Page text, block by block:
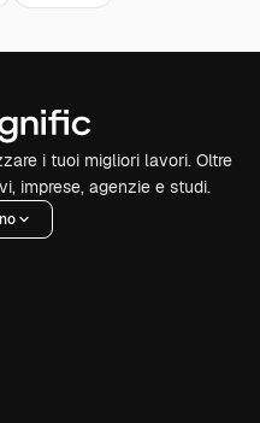
i tuoi migliori lavori. Oltre
imprese, agenzie e studi.